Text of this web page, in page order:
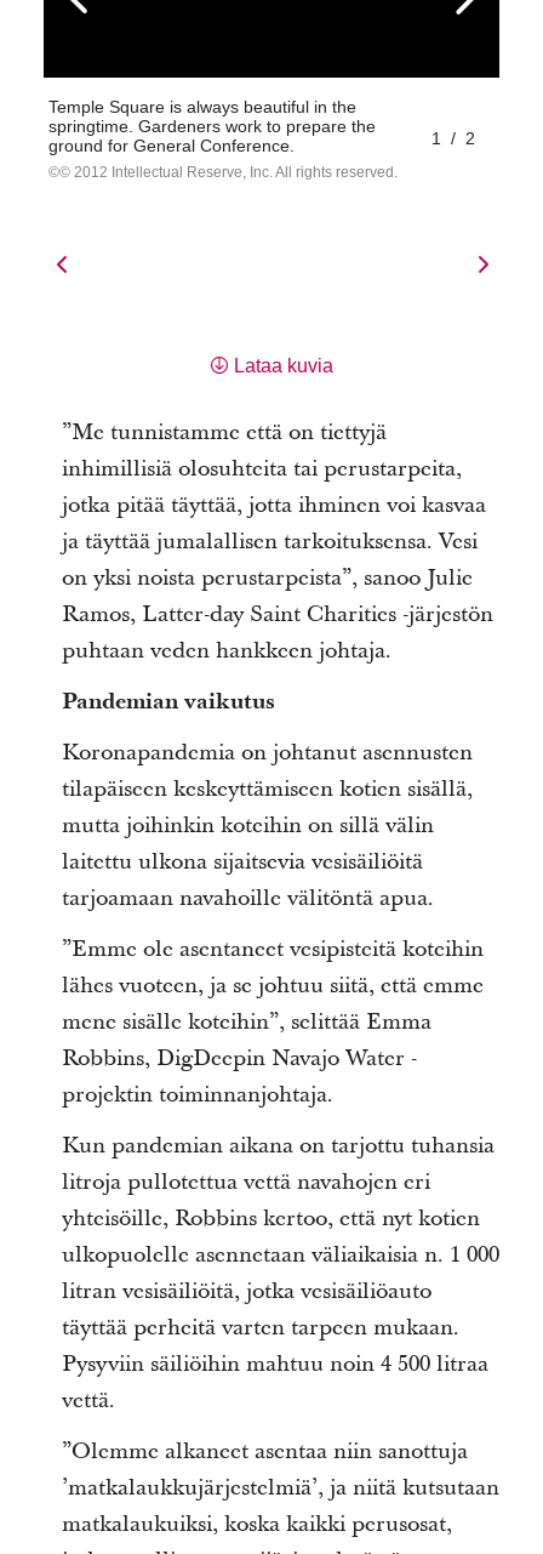
Temple Square is always beautiful in the
springtime. Gardeners work to prepare the
ground for General Conference.
© 2012 Intellectual Reserve, Inc. All rights reserved.
1 / 2
Lataa kuvia
”Me tunnistamme että on tiettyjä
inhimillisiä olosuhteita tai perustarpeita,
jotka pitää täyttää, jotta ihminen voi kasvaa
ja täyttää jumalallisen tarkoituksensa. Vesi
on yksi noista perustarpeista”, sanoo Julie
Ramos, Latter-day Saint Charities -järjestön
puhtaan veden hankkeen johtaja.
Pandemian vaikutus
Koronapandemia on johtanut asennusten
tilapäiseen keskeyttämiseen kotien sisällä,
mutta joihinkin koteihin on sillä välin
laitettu ulkona sijaitsevia vesisäiliöitä
tarjoamaan navahoille välitöntä apua.
”Emme ole asentaneet vesipisteitä koteihin
lähes vuoteen, ja se johtuu siitä, että emme
mene sisälle koteihin”, selittää Emma
Robbins, DigDeepin Navajo Water -
projektin toiminnanjohtaja.
Kun pandemian aikana on tarjottu tuhansia
litroja pullotettua vettä navahojen eri
yhteisöille, Robbins kertoo, että nyt kotien
ulkopuolelle asennetaan väliaikaisia n. 1 000
litran vesisäiliöitä, jotka vesisäiliöauto
täyttää perheitä varten tarpeen mukaan.
Pysyviin säiliöihin mahtuu noin 4 500 litraa
vettä.
”Olemme alkaneet asentaa niin sanottuja
’matkalaukkujärjestelmiä’, ja niitä kutsutaan
matkalaukuiksi, koska kaikki perusosat,